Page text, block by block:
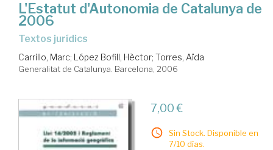
L'Estatut d'Autonomia de Catalunya de
2006
Textos jurídics
Carrillo, Marc; López Bofill, Hèctor; Torres, Aïda
Generalitat de Catalunya. Barcelona, 2006
7,00 €
Sin Stock. Disponible en
7/10 días.